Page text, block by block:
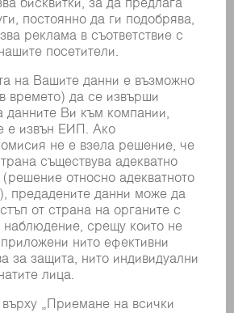
БЮЛЕТИН
ЗА БЕЗОПАСНОСТ